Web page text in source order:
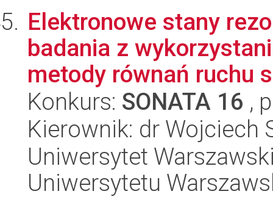
Elektronowe stany
badania z
metody równań ruchu
Konkurs: SONATA 16 ,
Kierownik: dr Wojciech
Uniwersytet
Uniwersytetu